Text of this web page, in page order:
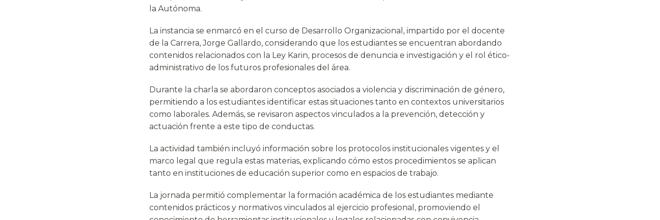
la Autónoma.
La instancia se enmarcó en el curso de Desarrollo Organizacional, impartido por el docente
de la Carrera, Jorge Gallardo, considerando que los estudiantes se encuentran abordando
contenidos relacionados con la Ley Karin, procesos de denuncia e investigación y el rol ético-
administrativo de los futuros profesionales del área.
Durante la charla se abordaron conceptos asociados a violencia y discriminación de género,
permitiendo a los estudiantes identificar estas situaciones tanto en contextos universitarios
como laborales. Además, se revisaron aspectos vinculados a la prevención, detección y
actuación frente a este tipo de conductas.
La actividad también incluyó información sobre los protocolos institucionales vigentes y el
marco legal que regula estas materias, explicando cómo estos procedimientos se aplican
tanto en instituciones de educación superior como en espacios de trabajo.
La jornada permitió complementar la formación académica de los estudiantes mediante
contenidos prácticos y normativos vinculados al ejercicio profesional, promoviendo el